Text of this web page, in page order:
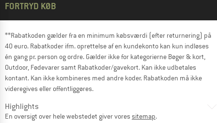
FORTRYD KØB
**Rabatkoden gælder fra en minimum købsværdi (efter returnering) på
40 euro. Rabatkoder ifm. oprettelse af en kundekonto kan kun indløses
én gang pr. person og ordre. Gælder ikke for kategorierne Bøger & kort,
Outdoor, Fødevarer samt Rabatkoder/gavekort. Kan ikke udbetales
kontant. Kan ikke kombineres med andre koder. Rabatkoden må ikke
videregives eller offentliggøres.
Highlights
En oversigt over hele webstedet giver voressitemap.